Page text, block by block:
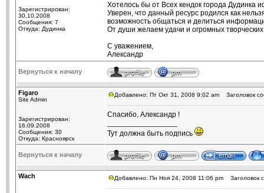
Зарегистрирован:
30.10.2008
Сообщения: 7
Откуда: Дудинка
Хотелось бы от Всех кендок города Дудинка
Уверен, что данный ресурс родился как
возможность общаться и делиться
От души желаем удачи и огромных творческих
С уважением,
Александр
Вернуться к началу
Figaro
Site Admin
Зарегистрирован:
16.09.2008
Сообщения: 30
Откуда: Красноярск
Добавлено: Пт Окт 31, 2008 9:02 am Заголовок
Спасибо, Александр !
Тут должна быть подпись
Вернуться к началу
Wach Добавлено: Пн Ноя 24, 2008 11:06 pm Заголовок